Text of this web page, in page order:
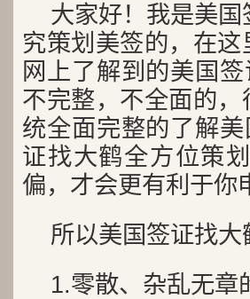
大家好！我是美
究策划美签的，在
网上了解到的美国
不完整，不全面的
统全面完整的了解
证找大鹤全方位策
偏，才会更有利于你
所以美国签证找大
1.零散、杂乱无章